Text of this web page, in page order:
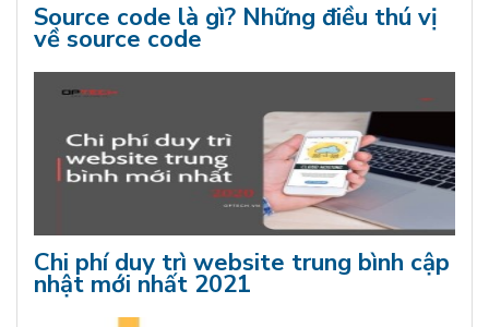
Source code là gì? Những điều thú vị
về source code
Chi phí duy trì website trung bình cập
nhật mới nhất 2021